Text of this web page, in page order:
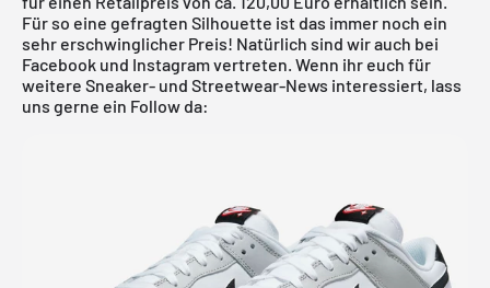
Für so eine gefragten Silhouette ist das immer noch ein
sehr erschwinglicher Preis! Natürlich sind wir auch bei
Facebook und Instagram vertreten. Wenn ihr euch für
weitere Sneaker- und Streetwear-News interessiert, lass
uns gerne ein Follow da: